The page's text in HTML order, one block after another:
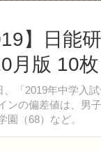
】日能
月版 10
「2019年中学入
ンの偏差値は、男
園（68）など。